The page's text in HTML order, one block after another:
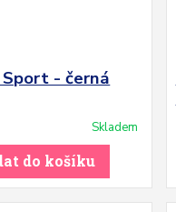
- černá
Skladem
do košíku